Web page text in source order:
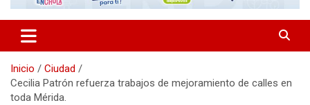
Inicio
Ciudad
Cecilia Patrón refuerza trabajos de mejoramiento de calles en
toda Mérida.